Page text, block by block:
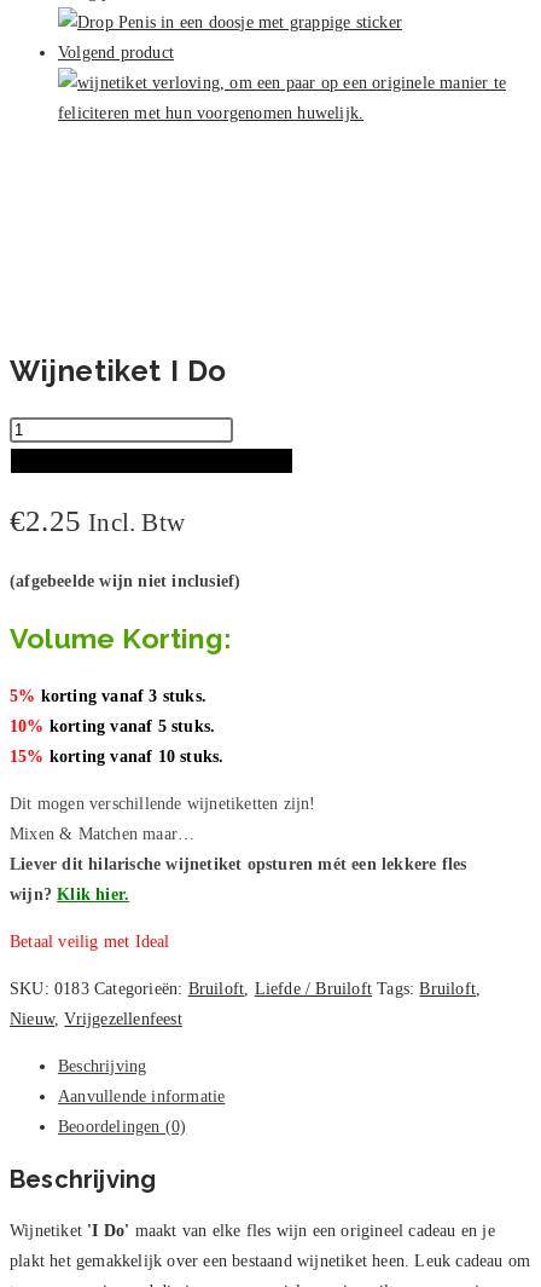
Volgend product
Wijnetiket I Do
Wijnetiket
aantal
€2.25 Incl. Btw
(afgebeelde wijn niet inclusief)
Volume Korting:
5% korting vanaf 3 stuks.
10% korting vanaf 5 stuks.
15% korting vanaf 10 stuks.
Dit mogen verschillende wijnetiketten zijn!
Mixen & Matchen maar…
Liever dit hilarische wijnetiket opsturen mét een lekkere fles
wijn? Klik hier.
Betaal veilig met Ideal
SKU: 0183 Categorieën: Bruiloft, Liefde / Bruiloft Tags:Bruiloft,
Nieuw,Vrijgezellenfeest
Beschrijving
Aanvullende informatie
Beoordelingen (0)
Beschrijving
Wijnetiket 'I Do' maakt van elke fles wijn een origineel cadeau en je
plakt het gemakkelijk over een bestaand wijnetiket heen. Leuk cadeau om